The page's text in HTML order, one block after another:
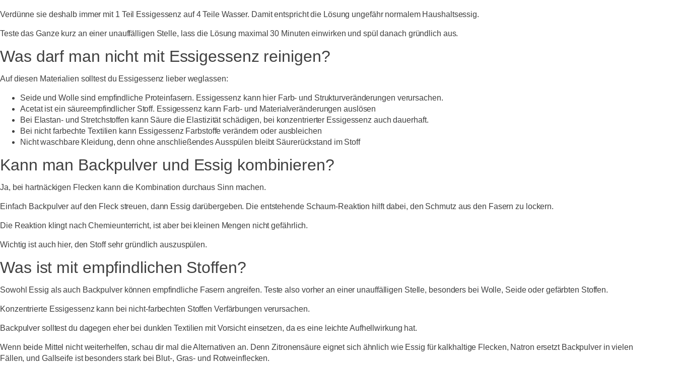
Verdünne sie deshalb immer mit 1 Teil Essigessenz auf 4 Teile Wasser. Damit entspricht die Lösung ungefähr normalem Haushaltsessig.
Teste das Ganze kurz an einer unauffälligen Stelle, lass die Lösung maximal 30 Minuten einwirken und spül danach gründlich aus.
Was darf man nicht mit Essigessenz reinigen?
Auf diesen Materialien solltest du Essigessenz lieber weglassen:
Seide und Wollesind empfindliche Proteinfasern. Essigessenz kann hier Farb- und Strukturveränderungen verursachen.
Acetatist ein säureempfindlicher Stoff. Essigessenz kann Farb- und Materialveränderungen auslösen
Bei Elastan- und Stretchstoffen kann Säure die Elastizität schädigen, bei konzentrierter Essigessenz auch dauerhaft.
Bei nicht farbechte Textilien kann Essigessenz Farbstoffe verändern oder ausbleichen
Nicht waschbare Kleidung, denn ohne anschließendes Ausspülen bleibt Säurerückstand im Stoff
Kann man Backpulver und Essig kombinieren?
Ja, bei hartnäckigen Flecken kann die Kombination durchaus Sinn machen.
Einfach Backpulver auf den Fleck streuen, dann Essig darübergeben. Die entstehende Schaum-Reaktion hilft dabei, den Schmutz aus den Fasern zu lockern.
Die Reaktion klingt nach Chemieunterricht, ist aber bei kleinen Mengen nicht gefährlich.
Wichtig ist auch hier, den Stoff sehr gründlich auszuspülen.
Was ist mit empfindlichen Stoffen?
Sowohl Essig als auch Backpulver können empfindliche Fasern angreifen. Teste also vorher an einer unauffälligen Stelle, besonders bei Wolle, Seide oder gefärbten Stoffen.
Konzentrierte Essigessenz kann bei nicht-farbechten Stoffen Verfärbungen verursachen.
Backpulver solltest du dagegen eher bei dunklen Textilien mit Vorsicht einsetzen, da es eine leichte Aufhellwirkung hat.
Wenn beide Mittel nicht weiterhelfen, schau dir mal die Alternativen an. Denn Zitronensäure eignet sich ähnlich wie Essig für kalkhaltige Flecken, Natron ersetzt Backpulver in vielen
Fällen, und Gallseife ist besonders stark bei Blut-, Gras- und Rotweinflecken.